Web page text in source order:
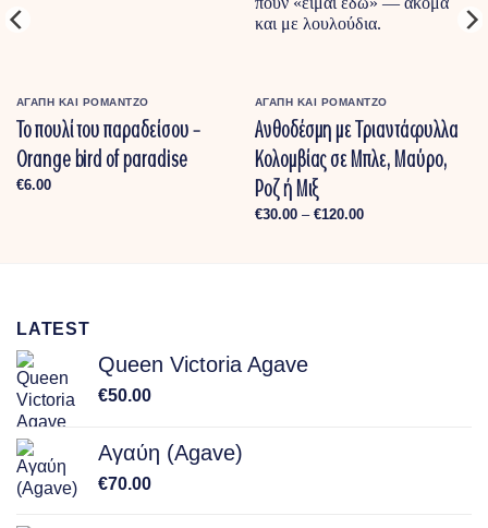
ΑΓΑΠΗ ΚΑΙ ΡΟΜΑΝΤΖΟ
Το πουλί του παραδείσου –
Orange bird of paradise
€6.00
ΑΓΑΠΗ ΚΑΙ ΡΟΜΑΝΤΖΟ
Ανθοδέσμη με Τριαντάφυλλα
Κολομβίας σε Μπλε, Μαύρο,
Ροζ ή Μιξ
€30.00 – €120.00Price
LATEST
Queen Victoria Agave
€50.00
Αγαύη (Agave)
€70.00